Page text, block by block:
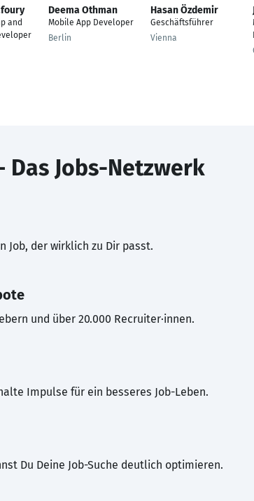
and
Deema Othman
Mobile App Developer
Berlin
Hasan Özdemir
Geschäftsführer
Vienna
Das Jobs-Netzwerk
Job, der wirklich zu Dir passt.
und über 20.000 Recruiter·innen.
Impulse für ein besseres Job-Leben.
Du Deine Job-Suche deutlich optimieren.